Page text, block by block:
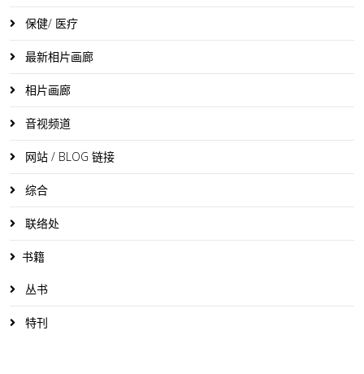
保健/ 医疗
最新相片画廊
相片画廊
音视频道
网站 / BLOG 链接
综合
联络处
书籍
丛书
特刊